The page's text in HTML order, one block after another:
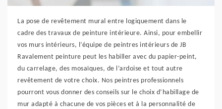
La pose de revêtement mural entre logiquement dans le
cadre des travaux de peinture intérieure. Ainsi, pour embellir
vos murs intérieurs, l’équipe de peintres intérieurs de JB
Ravalement peinture peut les habiller avec du papier-peint,
du carrelage, des mosaïques, de l’ardoise et tout autre
revêtement de votre choix. Nos peintres professionnels
pourront vous donner des conseils sur le choix d’habillage de
mur adapté à chacune de vos pièces et à la personnalité de